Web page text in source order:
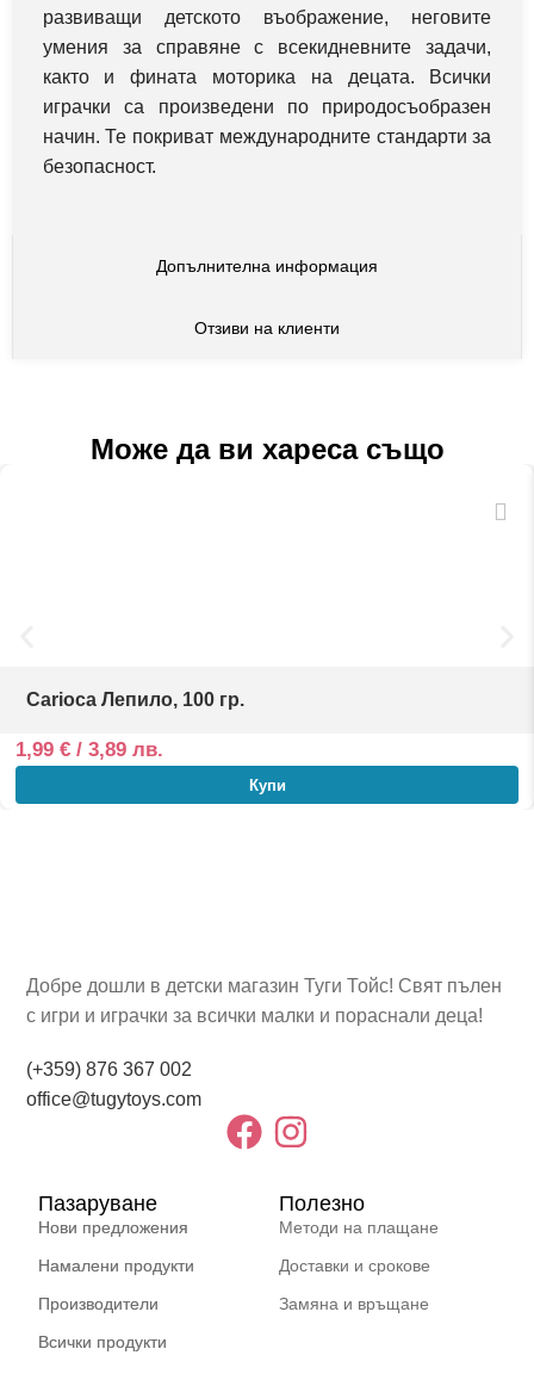
Допълнителна информация
Отзиви на клиенти
развиващи детското въображение, неговите
умения за справяне с всекидневните задачи,
както и фината моторика на децата. Всички
играчки са произведени по природосъобразен
начин. Те покриват международните стандарти за
безопасност.
Може да ви хареса също
Carioca Лепило, 100 гр.
1,99€ / 3,89 лв.
Купи
Добре дошли в детски магазин Туги Тойс! Свят пълен
с игри и играчки за всички малки и пораснали деца!
(+359) 876 367 002
office@tugytoys.com
Пазаруване
Нови предложения
Намалени продукти
Производители
Всички продукти
Полезно
Методи на плащане
Доставки и срокове
Замяна и връщане